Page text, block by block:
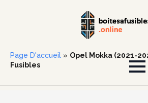
Page D'accueil » Opel Mokka (2021-
Fusibles